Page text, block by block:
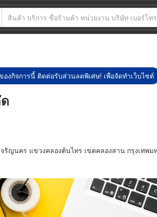
องกิจการนี้ ติดต่อรับส่วนลดพิเศษ! เพื่อจัดทำเว็บไซต์
ริญนคร แขวงคลองต้นไทร เขตคลองสาน กรุงเทพม